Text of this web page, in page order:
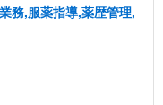
務,服薬指導,薬歴管理,